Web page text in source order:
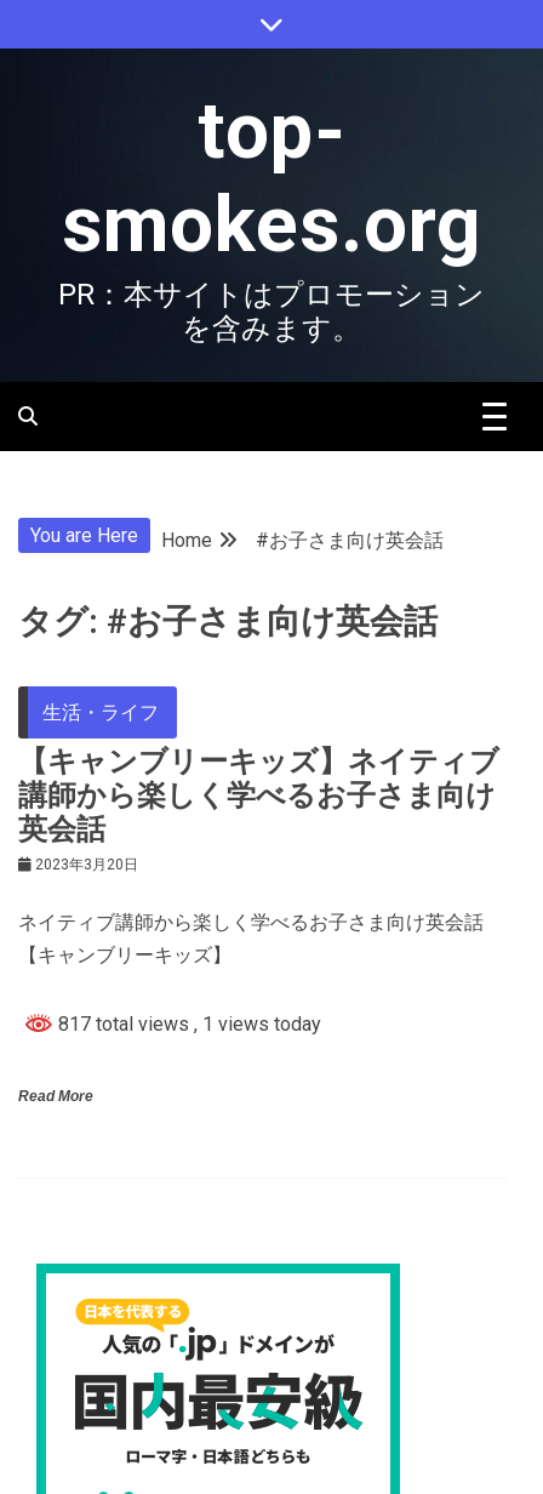
to
top-
smokes.org
PR：本サイトはプロモーション
を含みます。
You are Here Home #お子さま向け英会話
タグ: #お子さま向け英会話
生活・ライフ
【キャンブリーキッズ】ネイティブ
講師から楽しく学べるお子さま向け
英会話
2023年3月20日
ネイティブ講師から楽しく学べるお子さま向け英会話
【キャンブリーキッズ】
817 total views , 1 views today
Read More